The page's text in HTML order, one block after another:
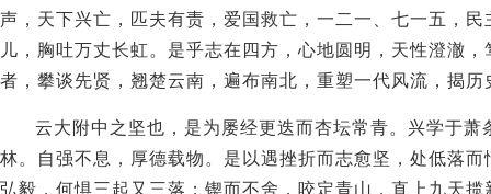
声，天下兴亡，匹夫有责，爱国救亡，一二一、七一五，
儿，胸吐万丈长虹。是乎志在四方，心地圆明，天性澄澈
者，攀谈先贤，翘楚云南，遍布南北，重塑一代风流，揭
云大附中之坚也，是为屡经更迭而杏坛常青。兴学于
林。自强不息，厚德载物。是以遇挫折而志愈坚，处低落
弘毅，何惧三起又三落；锲而不舍，咬定青山，直上九天